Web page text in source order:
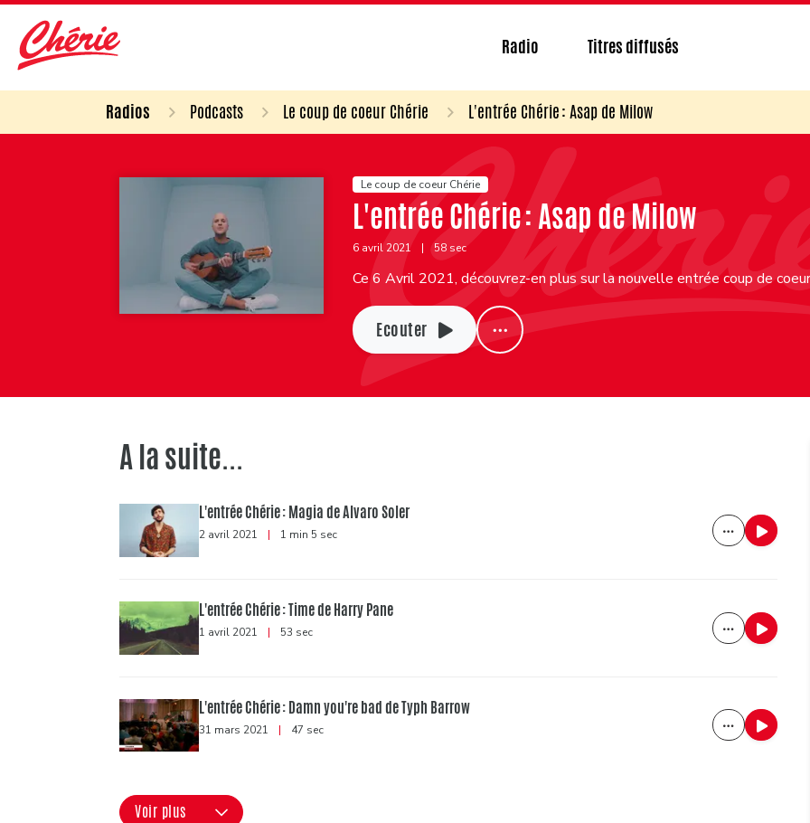
Radio Titres diffusés
Radios Podcasts Le coup de coeur Chérie L'entrée Chérie : Asap de Milow
Le coup de coeur Chérie
L'entrée Chérie : Asap de Milow
6 avril 2021 | 58 sec
Ce 6 Avril 2021, découvrez-en plus sur la nouvelle entrée coup de
Ecouter
A la suite...
L'entrée Chérie : Magia de Alvaro Soler
2 avril 2021 | 1 min 5 sec
L'entrée Chérie : Time de Harry Pane
1 avril 2021 | 53 sec
L'entrée Chérie : Damn you're bad de Typh Barrow
31 mars 2021 | 47 sec
Voir plus